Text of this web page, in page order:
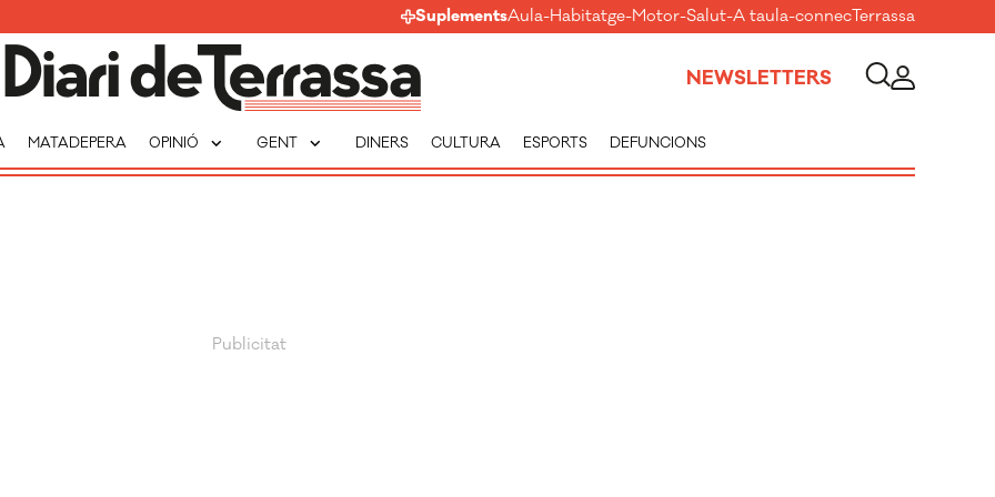
SuplementsAula-Habitatge-Motor-Salut-A taula-connecTerrassa
NEWSLETTERS
MATADEPERA OPINIÓ expand_more GENT expand_more DINERS CULTURA ESPORTS DEFUNCIONS